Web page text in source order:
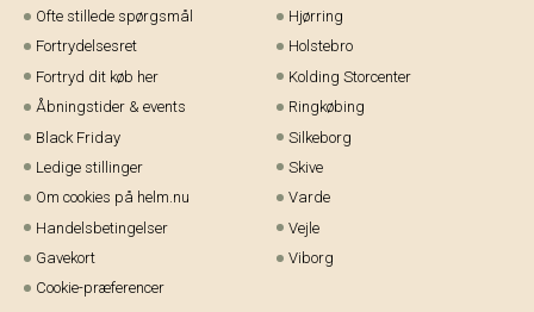
*Ved at tilmelde dig acceptere du vores persondatapolitik
samtykke til at vi må sende dig markedsføring via SMS, e-mail og sociale
media. Du kan til enhver tid afmeldes igen.